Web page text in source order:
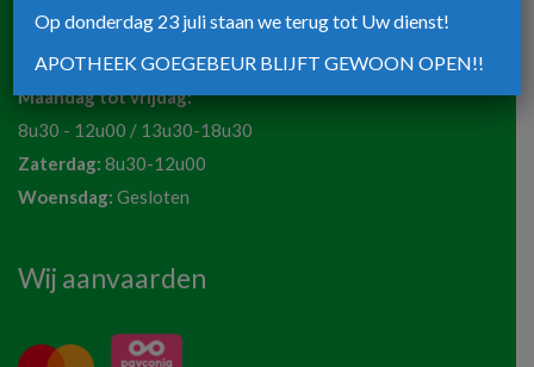
Telefoon:
051 72 50 36
Maandag tot vrijdag:
8u30 - 12u00 / 13u30-18u30
Zaterdag: 8u30-12u00
Woensdag: Gesloten
Wij aanvaarden
Op donderdag 23 juli staan we terug tot Uw dienst!
APOTHEEK GOEGEBEUR BLIJFT GEWOON OPEN!!